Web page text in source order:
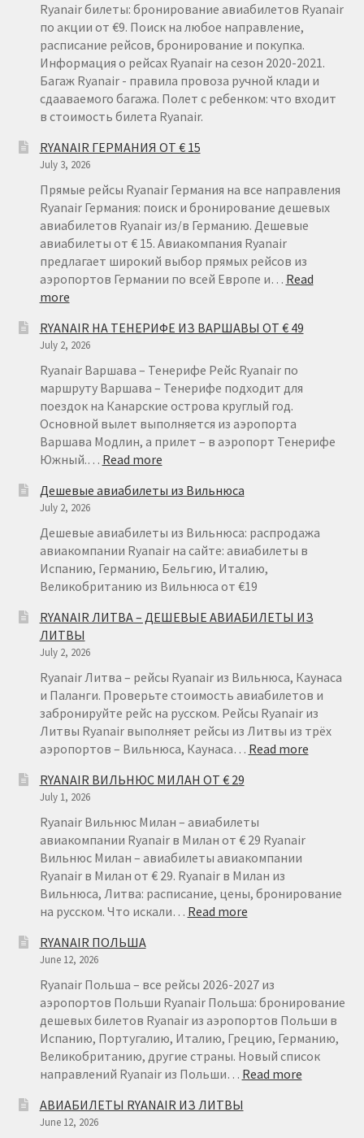
Ryanair билеты: бронирование авиабилетов Ryanair
по акции от €9. Поиск на любое направление,
расписание рейсов, бронирование и покупка.
Информация о рейсах Ryanair на сезон 2020-2021.
Багаж Ryanair - правила провоза ручной клади и
сдааваемого багажа. Полет с ребенком: что входит
в стоимость билета Ryanair.
RYANAIR ГЕРМАНИЯ ОТ € 15
July 3, 2026
Прямые рейсы Ryanair Германия на все направления
Ryanair Германия: поиск и бронирование дешевых
авиабилетов Ryanair из/в Германию. Дешевые
авиабилеты от € 15. Авиакомпания Ryanair
предлагает широкий выбор прямых рейсов из
аэропортов Германии по всей Европе и… Read
more:
ГЕРМАНИЯ
ОТ
€
15
RYANAIR НА ТЕНЕРИФЕ ИЗ ВАРШАВЫ ОТ € 49
July 2, 2026
Ryanair Варшава – Тенерифе Рейс Ryanair по
маршруту Варшава – Тенерифе подходит для
поездок на Канарские острова круглый год.
Основной вылет выполняется из аэропорта
Варшава Модлин, а прилет – в аэропорт Тенерифе
Южный.… Read more:
НА
ИЗ
ВАРШАВЫ
ОТ
€
Дешевые авиабилеты из Вильнюса
July 2, 2026
Дешевые авиабилеты из Вильнюса: распродажа
авиакомпании Ryanair на сайте: авиабилеты в
Испанию, Германию, Бельгию, Италию,
Великобританию из Вильнюса от €19
RYANAIR ЛИТВА – ДЕШЕВЫЕ АВИАБИЛЕТЫ ИЗ
ЛИТВЫ
July 2, 2026
Ryanair Литва – рейсы Ryanair из Вильнюса, Каунаса
и Паланги. Проверьте стоимость авиабилетов и
забронируйте рейс на русском. Рейсы Ryanair из
Литвы Ryanair выполняет рейсы из Литвы из трёх
аэропортов – Вильнюса, Каунаса… Read more:
RYANAIR ВИЛЬНЮС МИЛАН ОТ € 29
July 1, 2026
Ryanair Вильнюс Милан – авиабилеты
авиакомпании Ryanair в Милан от € 29 Ryanair
Вильнюс Милан – авиабилеты авиакомпании
Ryanair в Милан от € 29. Ryanair в Милан из
Вильнюса, Литва: расписание, цены, бронирование
на русском. Что искали… Read more:
ОТ
€
29
RYANAIR ПОЛЬША
June 12, 2026
Ryanair Польша – все рейсы 2026-2027 из
аэропортов Польши Ryanair Польша: бронирование
дешевых билетов Ryanair из аэропортов Польши в
Испанию, Португалию, Италию, Грецию, Германию,
Великобританию, другие страны. Новый список
направлений Ryanair из Польши… Read more:
АВИАБИЛЕТЫ RYANAIR ИЗ ЛИТВЫ
June 12, 2026